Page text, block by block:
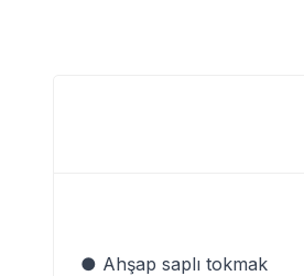
● Ahşap saplı tokmak